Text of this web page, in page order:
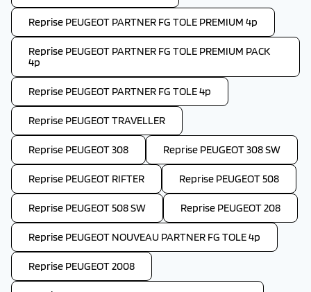
Reprise PEUGEOT PARTNER FG TOLE PREMIUM 4p
Reprise PEUGEOT PARTNER FG TOLE PREMIUM PACK
4p
Reprise PEUGEOT PARTNER FG TOLE 4p
Reprise PEUGEOT TRAVELLER
Reprise PEUGEOT 308 Reprise PEUGEOT 308 SW
Reprise PEUGEOT RIFTER Reprise PEUGEOT 508
Reprise PEUGEOT 508 SW Reprise PEUGEOT 208
Reprise PEUGEOT NOUVEAU PARTNER FG TOLE 4p
Reprise PEUGEOT 2008